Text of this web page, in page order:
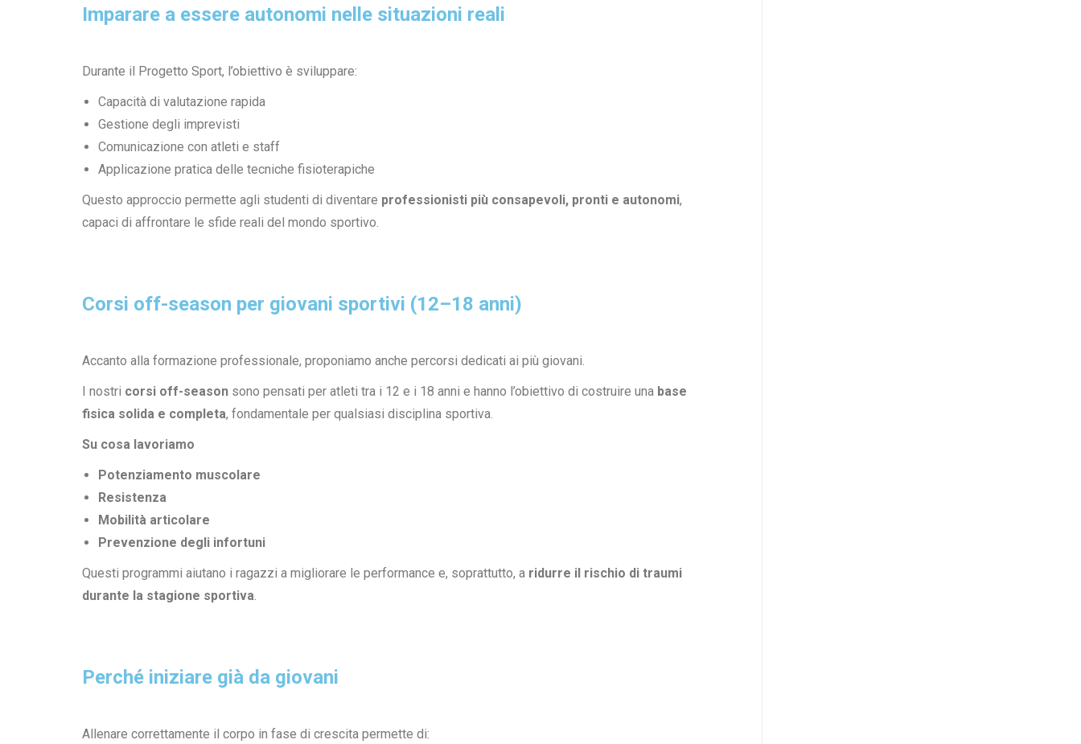
Imparare a essere autonomi nelle situazioni reali
Durante il Progetto Sport, l’obiettivo è sviluppare:
Capacità di valutazione rapida
Gestione degli imprevisti
Comunicazione con atleti e staff
Applicazione pratica delle tecniche fisioterapiche
Questo approccio permette agli studenti di diventare professionisti più consapevoli, pronti e autonomi,
capaci di affrontare le sfide reali del mondo sportivo.
Corsi off-season per giovani sportivi (12–18 anni)
Accanto alla formazione professionale, proponiamo anche percorsi dedicati ai più giovani.
I nostri corsi off-season sono pensati per atleti tra i 12 e i 18 anni e hanno l’obiettivo di costruire una base
fisica solida e completa, fondamentale per qualsiasi disciplina sportiva.
Su cosa lavoriamo
Potenziamento muscolare
Resistenza
Mobilità articolare
Prevenzione degli infortuni
Questi programmi aiutano i ragazzi a migliorare le performance e, soprattutto, a ridurre il rischio di traumi
durante la stagione sportiva
Perché iniziare già da giovani
Allenare correttamente il corpo in fase di crescita permette di: